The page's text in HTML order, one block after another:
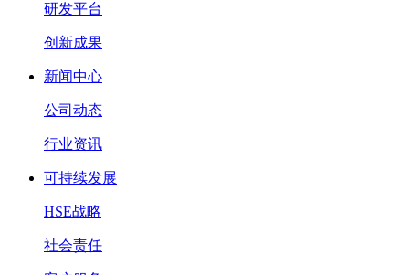
研发平台
创新成果
新闻中心
公司动态
行业资讯
可持续发展
HSE战略
社会责任